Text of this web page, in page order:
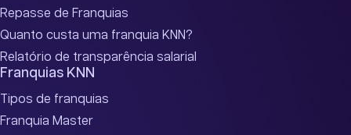
Repasse de Franquias
Quanto custa uma franquia KNN?
Relatório de transparência salarial
Franquias KNN
Tipos de franquias
Franquia Master